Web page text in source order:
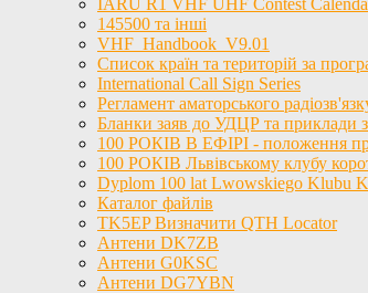
145500 та інші
VHF_Handbook_V9.01
Список країн та територій за
International Call Sign Series
Регламент аматорського
Бланки заяв до УДЦР та приклади
100 РОКІВ В ЕФІРІ - положення
100 РОКІВ Львівському клубу
Dyplom 100 lat Lwowskiego Klubu
Каталог файлів
TK5EP Визначити QTH Locator
Антени DK7ZB
Антени G0KSC
Антени DG7YBN